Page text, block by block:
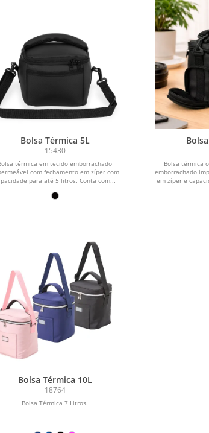
Bolsa Térmica 5L
15430
térmica em tecido emborrachado
com fechamento em zíper com
para até 5 litros. Conta com...
Bolsa térmica
emborrachado
em zíper e
Bolsa Térmica 10L
18764
Bolsa Térmica 7 Litros.